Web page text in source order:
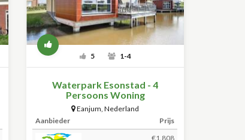
5 1-4
Waterpark Esonstad - 4
Persoons Woning
Eanjum,Nederland
Aanbieder
Prijs
€1.808